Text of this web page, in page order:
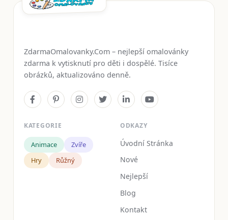
ZdarmaOmalovanky.Com – nejlepší omalovánky
zdarma k vytisknutí pro děti i dospělé. Tisíce
obrázků, aktualizováno denně.
KATEGORIE
Animace
Zvíře
Hry
Růžný
ODKAZY
Úvodní Stránka
Nové
Nejlepší
Blog
Kontakt